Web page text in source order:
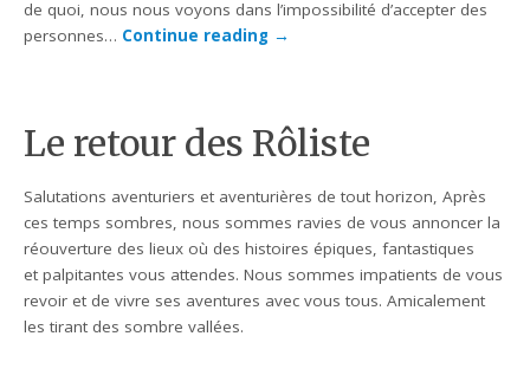
de quoi, nous nous voyons dans l’impossibilité d’accepter des
personnes… Continue reading →
Le retour des Rôliste
Salutations aventuriers et aventurières de tout horizon, Après
ces temps sombres, nous sommes ravies de vous annoncer la
réouverture des lieux où des histoires épiques, fantastiques
et palpitantes vous attendes. Nous sommes impatients de vous
revoir et de vivre ses aventures avec vous tous. Amicalement
les tirant des sombre vallées.